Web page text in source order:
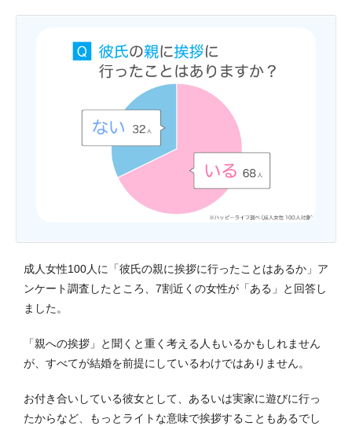
成人女性100人に「彼氏の親に挨拶に行ったことはあるか」ア
ンケート調査したところ、7割近くの女性が「ある」と回答し
ました。
「親への挨拶」と聞くと重く考える人もいるかもしれません
が、すべてが結婚を前提にしているわけではありません。
お付き合いしている彼女として、あるいは実家に遊びに行っ
たからなど、もっとライトな意味で挨拶することもあるでし